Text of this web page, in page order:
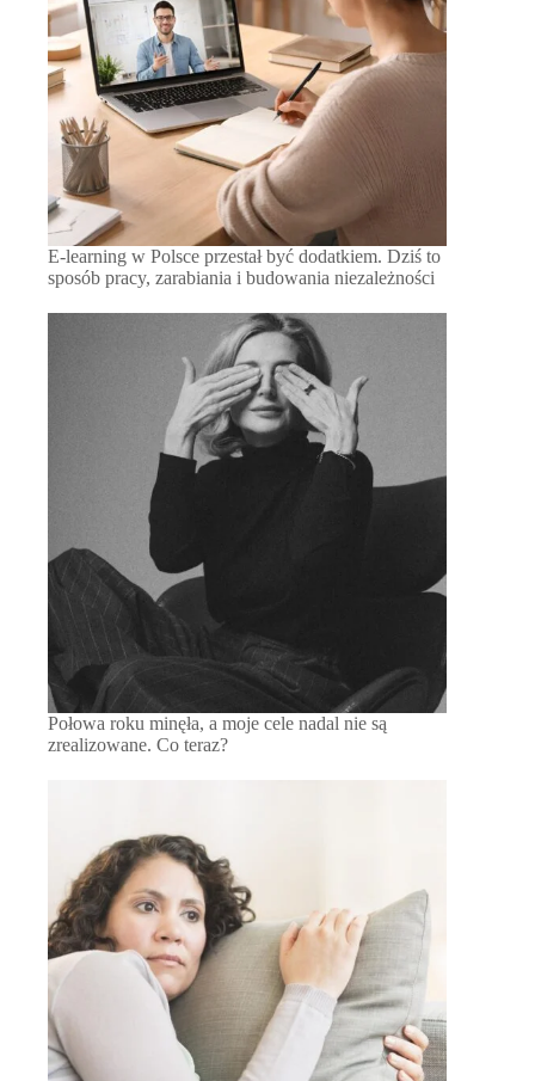
E-learning w Polsce przestał być dodatkiem. Dziś to
sposób pracy, zarabiania i budowania niezależności
Połowa roku minęła, a moje cele nadal nie są
zrealizowane. Co teraz?